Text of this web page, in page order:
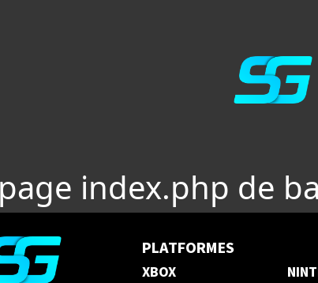
index.php de
PLATFORMES
XBOX